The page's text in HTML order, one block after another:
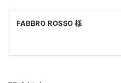
ビ
ゲ
シ
FABBRO ROSSO 様